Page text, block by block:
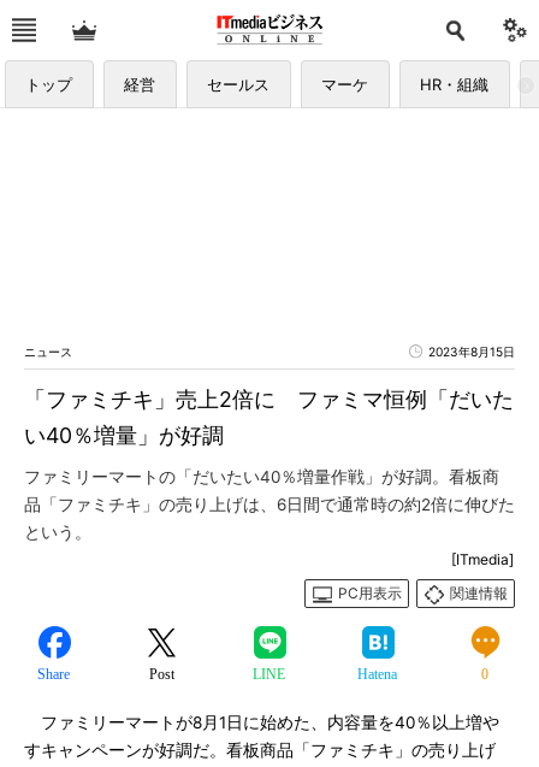
トップ 経営 セールス マーケ HR・組織
ニュース 2023年8月15日
「ファミチキ」売上2倍に ファミマ恒例「だいた
い40％増量」が好調
ファミリーマートの「だいたい40％増量作戦」が好調。看板商
品「ファミチキ」の売り上げは、6日間で通常時の約2倍に伸びた
という。
[ITmedia]
PC用表示
関連情報
Share Post LINE Hatena 0
ファミリーマートが8月1日に始めた、内容量を40％以上増や
すキャンペーンが好調だ。看板商品「ファミチキ」の売り上げ